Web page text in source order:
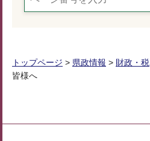
トップページ > 県政情報 > 財政・税
皆様へ